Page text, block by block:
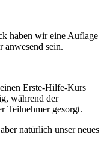
haben wir eine Auflage
anwesend sein.
Erste-Hilfe-Kurs
während der
Teilnehmer gesorgt.
natürlich unser neues